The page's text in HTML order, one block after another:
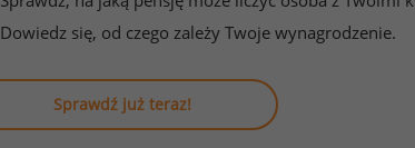
Dowiedz się, od czego zależy Twoje wynagrodzenie.
Sprawdź już teraz!